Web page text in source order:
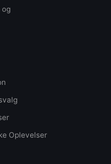
og
Oplevelser